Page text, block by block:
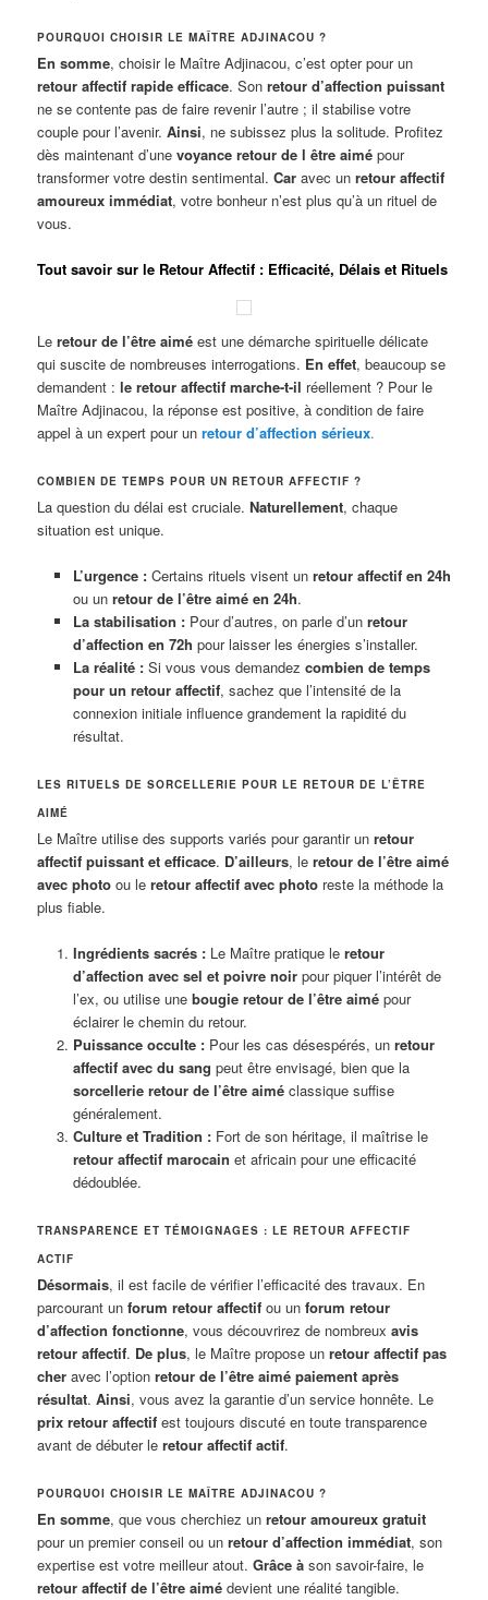
POURQUOI CHOISIR LE MAÎTRE ADJINACOU ?
En somme, choisir le Maître Adjinacou, c’est opter pour un
retour affectif rapide efficace. Sonretour d’affection puissant
ne se contente pas de faire revenir l’autre ; il stabilise votre
couple pour l’avenir.Ainsi, ne subissez plus la solitude. Profitez
dès maintenant d’unevoyance retour de l être aimé pour
transformer votre destin sentimental.Car avec unretour affectif
amoureux immédiat, votre bonheur n’est plus qu’à un rituel de
vous.
Tout savoir sur le Retour Affectif : Efficacité, Délais et Rituels
Leretour de l’être aimé est une démarche spirituelle délicate
qui suscite de nombreuses interrogations. En effet, beaucoup se
demandent :le retour affectif marche-t-il réellement ? Pour le
Maître Adjinacou, la réponse est positive, à condition de faire
appel à un expert pour unretour d’affection sérieux.
COMBIEN DE TEMPS POUR UN RETOUR AFFECTIF ?
La question du délai est cruciale.Naturellement, chaque
situation est unique.
L’urgence :Certains rituels visent un retour affectif en 24h
ou un retour de l’être aimé en 24h.
La stabilisation :Pour d’autres, on parle d’un retour
d’affection en 72h pour laisser les énergies s’installer.
La réalité :Si vous vous demandez combien de temps
pour un retour affectif, sachez que l’intensité de la
connexion initiale influence grandement la rapidité du
résultat.
LES RITUELS DE SORCELLERIE POUR LE RETOUR DE L’ÊTRE
AIMÉ
Le Maître utilise des supports variés pour garantir unretour
affectif puissant et efficace. D’ailleurs, leretour de l’être aimé
avec photo ou leretour affectif avec photo reste la méthode la
plus fiable.
Ingrédients sacrés :Le Maître pratique le retour
d’affection avec sel et poivre noirpour piquer l’intérêt de
l’ex, ou utilise une bougie retour de l’être aimépour
éclairer le chemin du retour.
Puissance occulte :Pour les cas désespérés, un retour
affectif avec du sang peut être envisagé, bien que la
sorcellerie retour de l’être aiméclassique suffise
généralement.
Culture et Tradition :Fort de son héritage, il maîtrise le
retour affectif marocain et africain pour une efficacité
dédoublée.
TRANSPARENCE ET TÉMOIGNAGES : LE RETOUR AFFECTIF
ACTIF
Désormais, il est facile de vérifier l’efficacité des travaux. En
parcourant unforum retour affectif ou unforum retour
d’affection fonctionne, vous découvrirez de nombreuxavis
retour affectif. De plus, le Maître propose unretour affectif pas
cher avec l’optionretour de l’être aimé paiement après
résultat.Ainsi, vous avez la garantie d’un service honnête. Le
prix retour affectif est toujours discuté en toute transparence
avant de débuter leretour affectif actif.
POURQUOI CHOISIR LE MAÎTRE ADJINACOU ?
En somme, que vous cherchiez unretour amoureux gratuit
pour un premier conseil ou unretour d’affection immédiat, son
expertise est votre meilleur atout.Grâce à son savoir-faire, le
retour affectif de l’être aimé devient une réalité tangible.